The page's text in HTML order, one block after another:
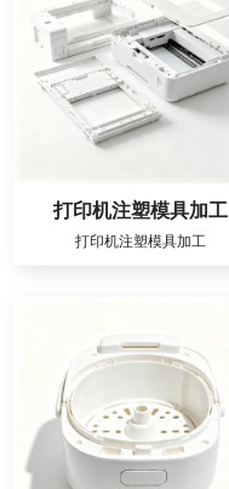
打印机注塑模具加工
打印机注塑模具加工